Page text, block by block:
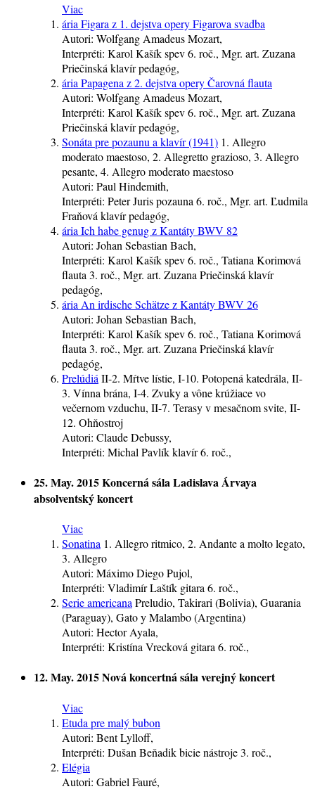
Viac
ária Figara z 1. dejstva opery Figarova svadba
Autori: Wolfgang Amadeus Mozart,
Interpréti: Karol Kašíkspev6. roč., Mgr. art. Zuzana
Priečinská klavírpedagóg,
ária Papagena z 2. dejstva opery Čarovná flauta
Autori: Wolfgang Amadeus Mozart,
Interpréti: Karol Kašíkspev6. roč., Mgr. art. Zuzana
Priečinská klavírpedagóg,
Sonáta pre pozaunu a klavír (1941) 1. Allegro
moderato maestoso, 2. Allegretto grazioso, 3. Allegro
pesante, 4. Allegro moderato maestoso
Autori: Paul Hindemith,
Interpréti: Peter Jurispozauna 6. roč., Mgr. art. Ľudmila
Fraňová klavírpedagóg,
ária Ich habe genug z Kantáty BWV 82
Autori: Johan Sebastian Bach,
Interpréti: Karol Kašíkspev6. roč., Tatiana Korimová
flauta 3. roč., Mgr. art. Zuzana Priečinská klavír
pedagóg,
ária An irdische Schätze z Kantáty BWV 26
Autori: Johan Sebastian Bach,
Interpréti: Karol Kašíkspev6. roč., Tatiana Korimová
flauta 3. roč., Mgr. art. Zuzana Priečinská klavír
pedagóg,
Prelúdiá II-2. Mŕtve lístie, I-10. Potopená katedrála, II-
3. Vínna brána, I-4. Zvuky a vône krúžiace vo
večernom vzduchu, II-7. Terasy v mesačnom svite, II-
12. Ohňostroj
Autori: Claude Debussy,
Interpréti: Michal Pavlíkklavír6. roč.,
25. May. 2015Koncerná sála Ladislava Árvaya
absolventský koncert
Viac
Sonatina 1. Allegro ritmico, 2. Andante a molto legato,
3. Allegro
Autori: Máximo Diego Pujol,
Interpréti: Vladimír Laštík gitara 6. roč.,
Serie americana Preludio, Takirari (Bolivia), Guarania
(Paraguay), Gato y Malambo (Argentina)
Autori: Hector Ayala,
Interpréti: Kristína Vrecková gitara 6. roč.,
12. May. 2015Nová koncertná sálaverejný koncert
Viac
Etuda pre malý bubon
Autori: Bent Lylloff,
Interpréti: Dušan Beňadikbicie nástroje3. roč.,
Elégia
Autori: Gabriel Fauré,